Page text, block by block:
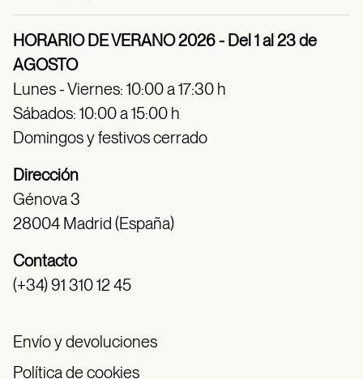
HORARIO DE VERANO 2026 - Del 1 al 23 de
AGOSTO
Lunes - Viernes: 10:00 a 17:30 h
Sábados: 10:00 a 15:00 h
Domingos y festivos cerrado
Dirección
Génova 3
28004 Madrid (España)
Contacto
(+34) 91 310 12 45
Envío y devoluciones
Política de cookies